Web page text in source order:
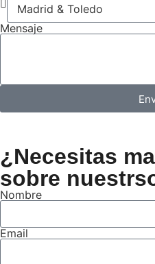
Mensaje
¿Necesitas
sobre
Nombre
Email